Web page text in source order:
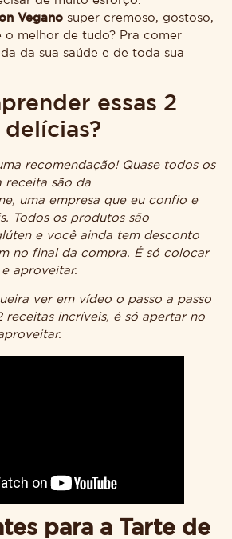
Vegano super cremoso, gostoso,
o melhor de tudo? Pra comer
da sua saúde e de toda sua
essas 2
delícias?
recomendação! Quase todos os
receita são da
uma empresa que eu confio e
Todos os produtos são
e você ainda tem desconto
no final da compra. É só colocar
e aproveitar.
ver em vídeo o passo a passo
receitas incríveis, é só apertar no
para a Tarte de